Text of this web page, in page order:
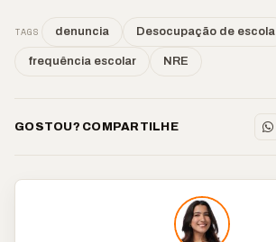
TAGS denuncia Desocupação de escola
frequência escolar NRE
GOSTOU? COMPARTILHE